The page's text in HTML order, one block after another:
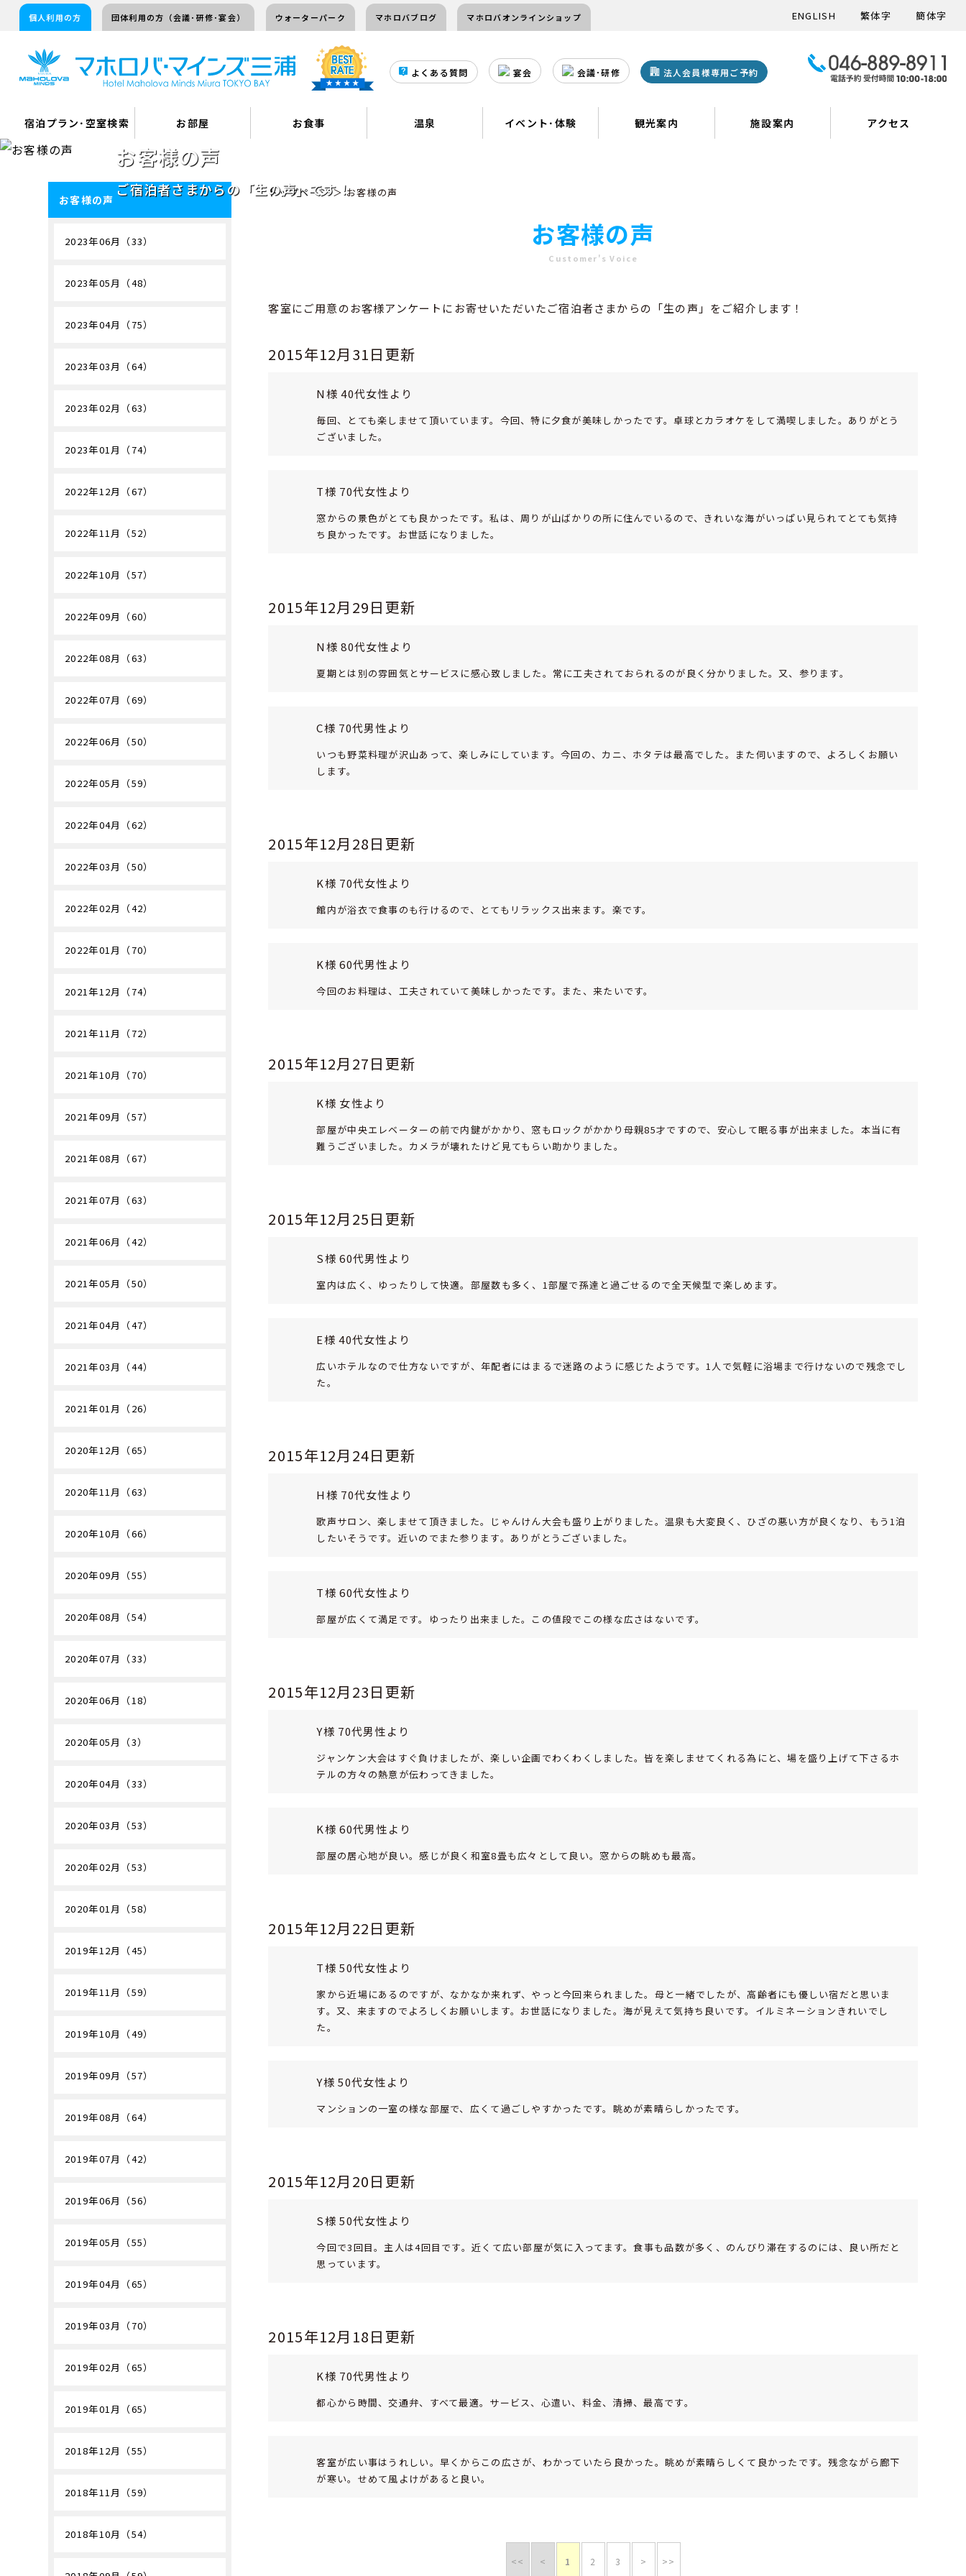
個人利用の方 団体利用の方（会議･研修･宴会） ウォーターパーク マホロバブログ マホロバオンラインショップ ENGLISH 繁体字 簡体字
よくある質問 宴会 会議･研修 法人会員様専用ご予約
宿泊プラン･空室検索 お部屋 お食事 温泉 イベント･体験 観光案内 施設案内 アクセス
お客様の声
ご宿泊者さまからの「生の声」です！
トップページ＞ お客様の声
お客様の声
Customer's Voice
客室にご用意のお客様アンケートにお寄せいただいたご宿泊者さまからの「生の声」をご紹介します！
2015年12月31日更新
N様 40代女性より
毎回、とても楽しませて頂いています。今回、特に夕食が美味しかったです。卓球とカラオケをして満喫しました。ありがとう
ございました。
T様 70代女性より
窓からの景色がとても良かったです。私は、周りが山ばかりの所に住んでいるので、きれいな海がいっぱい見られてとても気持
ち良かったです。お世話になりました。
2015年12月29日更新
N様 80代女性より
夏期とは別の雰囲気とサービスに感心致しました。常に工夫されておられるのが良く分かりました。又、参ります。
C様 70代男性より
いつも野菜料理が沢山あって、楽しみにしています。今回の、カニ、ホタテは最高でした。また伺いますので、よろしくお願い
します。
2015年12月28日更新
K様 70代女性より
館内が浴衣で食事のも行けるので、とてもリラックス出来ます。楽です。
K様 60代男性より
今回のお料理は、工夫されていて美味しかったです。また、来たいです。
2015年12月27日更新
K様 女性より
部屋が中央エレベーターの前で内鍵がかかり、窓もロックがかかり母親85才ですので、安心して眠る事が出来ました。本当に有
難うございました。カメラが壊れたけど見てもらい助かりました。
2015年12月25日更新
S様 60代男性より
室内は広く、ゆったりして快適。部屋数も多く、1部屋で孫達と過ごせるので全天候型で楽しめます。
E様 40代女性より
広いホテルなので仕方ないですが、年配者にはまるで迷路のように感じたようです。1人で気軽に浴場まで行けないので残念でし
た。
2015年12月24日更新
H様 70代女性より
歌声サロン、楽しませて頂きました。じゃんけん大会も盛り上がりました。温泉も大変良く、ひざの悪い方が良くなり、もう1泊
したいそうです。近いのでまた参ります。ありがとうございました。
T様 60代女性より
部屋が広くて満足です。ゆったり出来ました。この値段でこの様な広さはないです。
2015年12月23日更新
Y様 70代男性より
ジャンケン大会はすぐ負けましたが、楽しい企画でわくわくしました。皆を楽しませてくれる為にと、場を盛り上げて下さるホ
テルの方々の熱意が伝わってきました。
K様 60代男性より
部屋の居心地が良い。感じが良く和室8畳も広々として良い。窓からの眺めも最高。
2015年12月22日更新
T様 50代女性より
家から近場にあるのですが、なかなか来れず、やっと今回来られました。母と一緒でしたが、高齢者にも優しい宿だと思いま
す。又、来ますのでよろしくお願いします。お世話になりました。海が見えて気持ち良いです。イルミネーションきれいでし
た。
Y様 50代女性より
マンションの一室の様な部屋で、広くて過ごしやすかったです。眺めが素晴らしかったです。
2015年12月20日更新
S様 50代女性より
今回で3回目。主人は4回目です。近くて広い部屋が気に入ってます。食事も品数が多く、のんびり滞在するのには、良い所だと
思っています。
2015年12月18日更新
K様 70代男性より
都心から時間、交通弁、すべて最適。サービス、心遣い、料金、清掃、最高です。
客室が広い事はうれしい。早くからこの広さが、わかっていたら良かった。眺めが素晴らしくて良かったです。残念ながら廊下
が寒い。せめて風よけがあると良い。
<< < 1 2 3 > >>
お客様の声
2023年06月（33）
2023年05月（48）
2023年04月（75）
2023年03月（64）
2023年02月（63）
2023年01月（74）
2022年12月（67）
2022年11月（52）
2022年10月（57）
2022年09月（60）
2022年08月（63）
2022年07月（69）
2022年06月（50）
2022年05月（59）
2022年04月（62）
2022年03月（50）
2022年02月（42）
2022年01月（70）
2021年12月（74）
2021年11月（72）
2021年10月（70）
2021年09月（57）
2021年08月（67）
2021年07月（63）
2021年06月（42）
2021年05月（50）
2021年04月（47）
2021年03月（44）
2021年01月（26）
2020年12月（65）
2020年11月（63）
2020年10月（66）
2020年09月（55）
2020年08月（54）
2020年07月（33）
2020年06月（18）
2020年05月（3）
2020年04月（33）
2020年03月（53）
2020年02月（53）
2020年01月（58）
2019年12月（45）
2019年11月（59）
2019年10月（49）
2019年09月（57）
2019年08月（64）
2019年07月（42）
2019年06月（56）
2019年05月（55）
2019年04月（65）
2019年03月（70）
2019年02月（65）
2019年01月（65）
2018年12月（55）
2018年11月（59）
2018年10月（54）